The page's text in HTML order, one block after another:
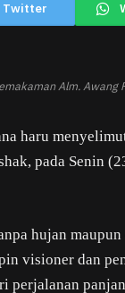
Twitter
Alm. Awang
haru
pada Senin
hujan
visioner dan
perjalanan